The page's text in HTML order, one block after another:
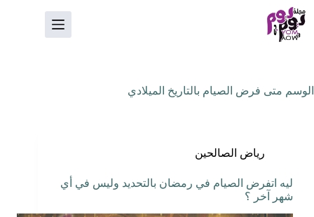
التجاوز
إلى
المحتوى
الوسم متى فرض الصيام بالتاريخ الميلادي
رياض الصالحين
ليه اتفرض الصيام في رمضان بالتحديد وليس في أي
شهر آخر ؟